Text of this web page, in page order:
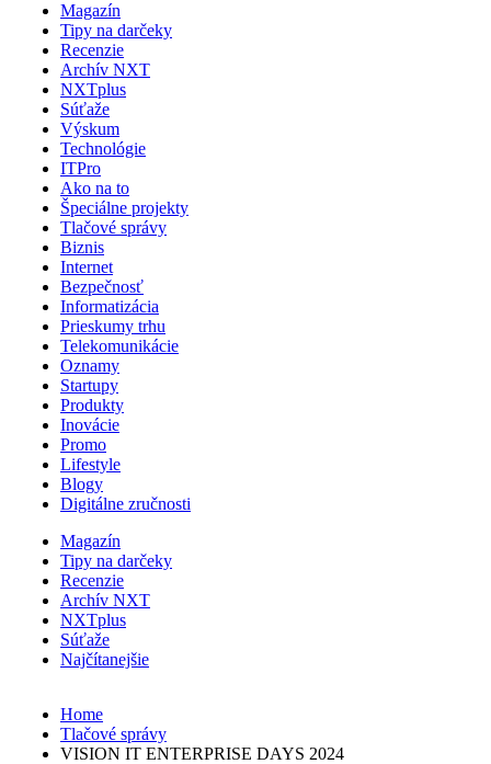
Magazín
Tipy na darčeky
Recenzie
Archív NXT
NXTplus
Súťaže
Výskum
Technológie
ITPro
Ako na to
Špeciálne projekty
Tlačové správy
Biznis
Internet
Bezpečnosť
Informatizácia
Prieskumy trhu
Telekomunikácie
Oznamy
Startupy
Produkty
Inovácie
Promo
Lifestyle
Blogy
Digitálne zručnosti
Magazín
Tipy na darčeky
Recenzie
Archív NXT
NXTplus
Súťaže
Najčítanejšie
Home
Tlačové správy
VISION IT ENTERPRISE DAYS 2024